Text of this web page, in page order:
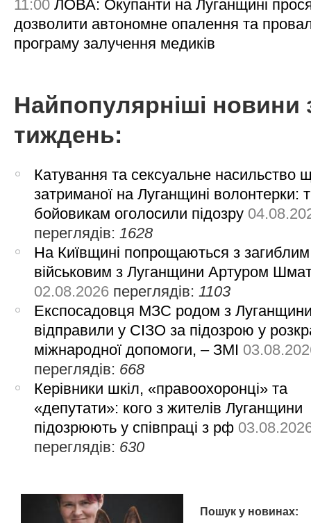
11:00 ЛОВА: Окупанти на Луганщині
дозволити автономне опалення та
програму залучення медиків
Найпопулярніші новини
тиждень:
Катування та сексуальне насильство
затриманої на Луганщині волонтерки:
бойовикам оголосили підозру
переглядів:1628
На Київщині попрощаються з загиблим
військовим з Луганщини Артуром
02.08.2026 переглядів:1103
Експосадовця МЗС родом з
відправили у СІЗО за підозрою у
міжнародної допомоги, – ЗМІ
переглядів: 668
Керівники шкіл, «правоохоронці» та
«депутати»: кого з жителів Луганщини
підозрюють у співпраці з рф
переглядів: 630
Пошук у новинах: